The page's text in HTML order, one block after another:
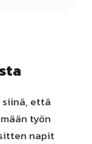
siinä, että
työn
napit